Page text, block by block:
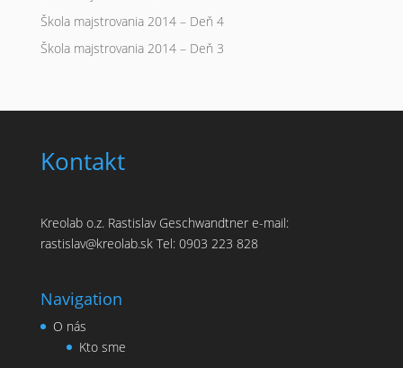
Škola majstrovania 2014 – Deň 4
Škola majstrovania 2014 – Deň 3
Kontakt
Kreolab o.z. Rastislav Geschwandtner e-mail:
rastislav@kreolab.sk Tel: 0903 223 828
Navigation
O nás
Kto sme